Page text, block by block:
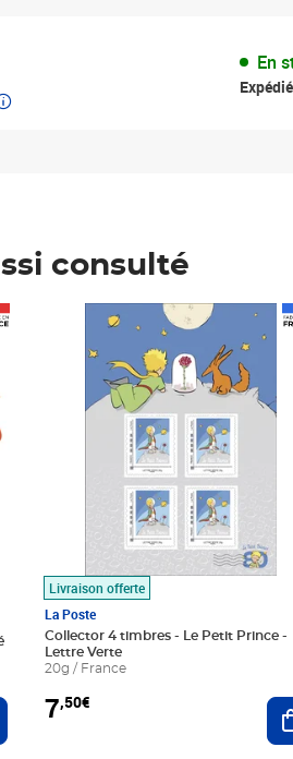
En
consulté
au panier
Livraison offerte
La Poste
Collector 4 timbres - Le Petit Prince -
Lettre Verte
20g / France
7,50€
Prix 7,50€